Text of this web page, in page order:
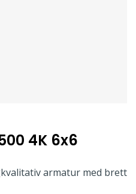
4K 6x6
armatur med brett